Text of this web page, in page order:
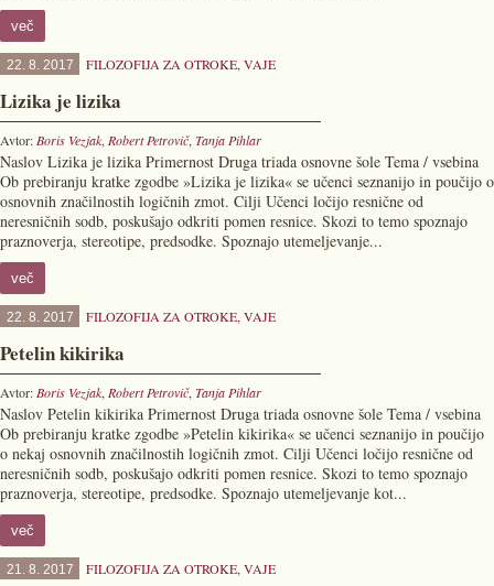
več
22. 8. 2017 FILOZOFIJA ZA OTROKE, VAJE
Lizika je lizika
Avtor: Boris Vezjak, Robert Petrovič, Tanja Pihlar
Naslov Lizika je lizika Primernost Druga triada osnovne šole Tema / vsebina
Ob prebiranju kratke zgodbe »Lizika je lizika« se učenci seznanijo in poučijo o
osnovnih značilnostih logičnih zmot. Cilji Učenci ločijo resnične od
neresničnih sodb, poskušajo odkriti pomen resnice. Skozi to temo spoznajo
praznoverja, stereotipe, predsodke. Spoznajo utemeljevanje...
več
22. 8. 2017 FILOZOFIJA ZA OTROKE, VAJE
Petelin kikirika
Avtor: Boris Vezjak, Robert Petrovič, Tanja Pihlar
Naslov Petelin kikirika Primernost Druga triada osnovne šole Tema / vsebina
Ob prebiranju kratke zgodbe »Petelin kikirika« se učenci seznanijo in poučijo
o nekaj osnovnih značilnostih logičnih zmot. Cilji Učenci ločijo resnične od
neresničnih sodb, poskušajo odkriti pomen resnice. Skozi to temo spoznajo
praznoverja, stereotipe, predsodke. Spoznajo utemeljevanje kot...
več
21. 8. 2017 FILOZOFIJA ZA OTROKE, VAJE